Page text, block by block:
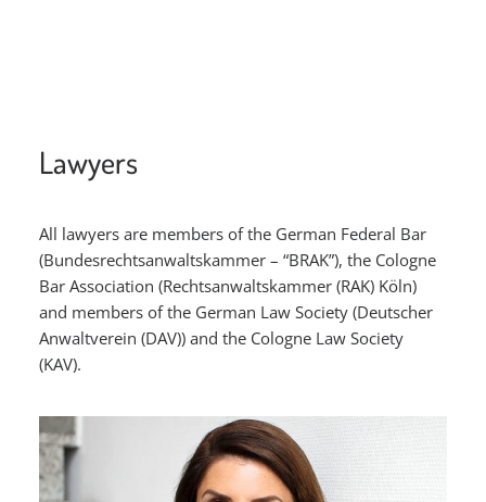
Lawyers
All lawyers are members of the German Federal Bar
(Bundesrechtsanwaltskammer – “BRAK”), the Cologne
Bar Association (Rechtsanwaltskammer (RAK) Köln)
and members of the German Law Society (Deutscher
Anwaltverein (DAV)) and the Cologne Law Society
(KAV).